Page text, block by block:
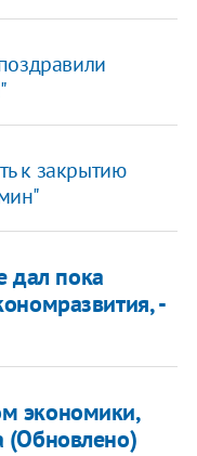
к закрытию
дал пока
-
экономики,
(Обновлено)